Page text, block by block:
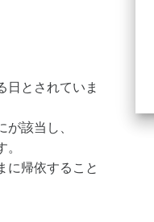
日とされていま
該当し、
に帰依すること